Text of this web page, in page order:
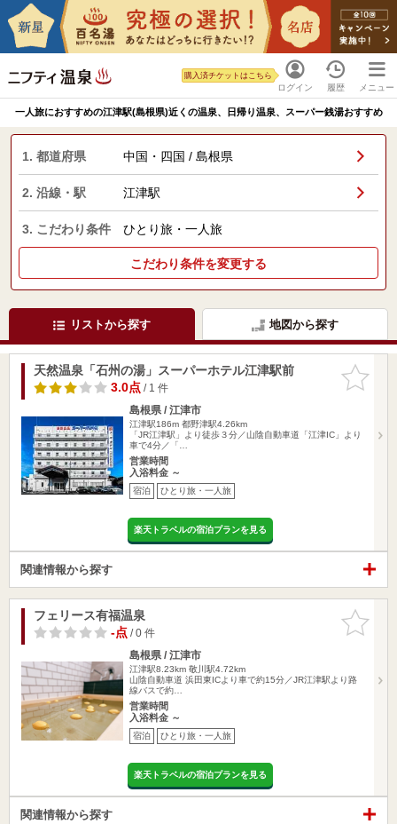
ログイン
購入済チケットはこちら
履歴 メニュー
一人旅におすすめの江津駅(島根県)近くの温泉、日帰り温泉、スーパー銭湯おすすめ
1. 都道府県 中国・四国 / 島根県
2. 沿線・駅 江津駅
3. こだわり条件 ひとり旅・一人旅
こだわり条件を変更する
リストから探す 地図から探す
お気に入
りに追加
天然温泉「石州の湯」スーパーホテル江津駅前
3.0点/ 1 件
島根県 / 江津市
江津駅186m 都野津駅4.26km
「JR江津駅」より徒歩３分／山陰自動車道「江津IC」より
車で4分／「…
営業時間
入浴料金 ～
宿泊 ひとり旅・一人旅
楽天トラベルの宿泊プランを見る
関連情報から探す
お気に入
りに追加
フェリース有福温泉
-点/ 0 件
島根県 / 江津市
江津駅8.23km 敬川駅4.72km
山陰自動車道 浜田東ICより車で約15分／JR江津駅より路
線バスで約…
営業時間
入浴料金 ～
宿泊 ひとり旅・一人旅
楽天トラベルの宿泊プランを見る
関連情報から探す